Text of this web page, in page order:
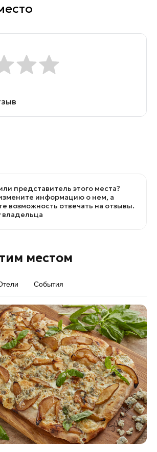
представитель этого места?
информацию о нем, а
возможность отвечать на отзывы.
владельца
местом
События